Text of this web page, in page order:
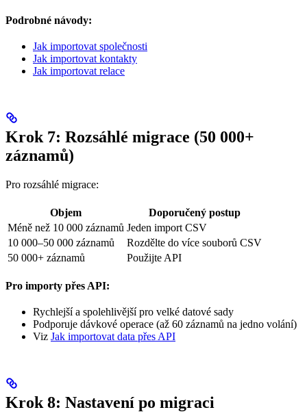
Podrobné návody:
Jak importovat společnosti
Jak importovat kontakty
Jak importovat relace
Krok 7: Rozsáhlé migrace (50 000+
záznamů)
Pro rozsáhlé migrace:
Objem
Doporučený postup
Méně než 10 000 záznamů Jeden import CSV
10 000–50 000 záznamů
Rozdělte do více souborů CSV
50 000+ záznamů
Použijte API
Pro importy přes API:
Rychlejší a spolehlivější pro velké datové sady
Podporuje dávkové operace (až 60 záznamů na jedno volání)
Viz Jak importovat data přes API
Krok 8: Nastavení po migraci